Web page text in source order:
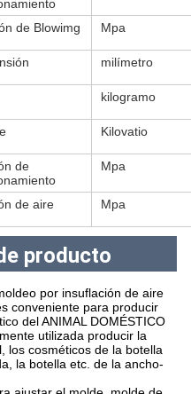
de Blowimg Mpa
milímetro
kilogramo
Kilovatio
de
Mpa
de aire Mpa
producto
por insuflación de aire
conveniente para producir
del ANIMAL DOMÉSTICO
utilizada producir la
los cosméticos de la botella
la botella etc. de la ancho-